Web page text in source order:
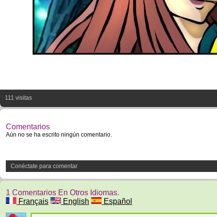
111 visitas
Comentarios
Aún no se ha escrito ningún comentario.
Conéctate para comentar
1 Comentarios En Otros Idiomas.
Français
English Español